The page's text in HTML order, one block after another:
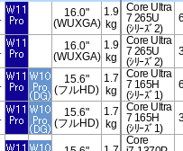
16.0"
(WUXGA)
1.9
kg
Core Ultra
7 265U
(ｼﾘｰｽﾞ2)
16.0"
(WUXGA)
1.9
kg
Core Ultra
7 265U
(ｼﾘｰｽﾞ2)
15.6"
(フルHD)
1.7
kg
Core Ultra
7 165H
(ｼﾘｰｽﾞ1)
15.6"
(フルHD)
1.7
kg
Core Ultra
7 165H
(ｼﾘｰｽﾞ1)
Core